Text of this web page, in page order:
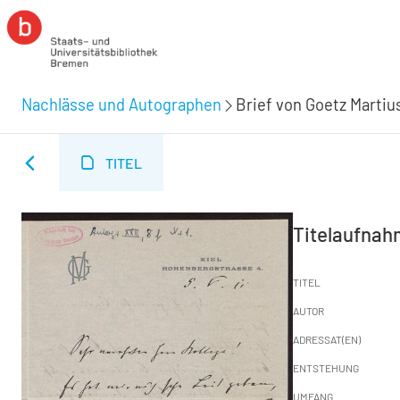
Nachlässe und Autographen Brief von Goetz
TITEL
TITEL
AUTOR
ADRESSAT(EN)
ENTSTEHUNG
UMFANG